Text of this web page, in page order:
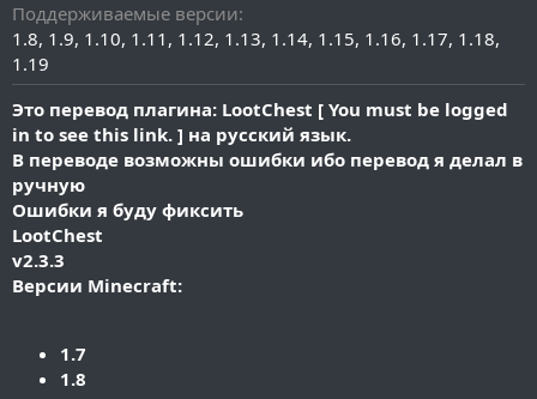
а
н
я
Поддерживаемые версии
1.8 1.9 1.10 1.11 1.12 1.13 1.14 1.15 1.16 1.17 1.18
1.19
Это перевод плагина: LootChest [ You must be logged
in to see this link. ] на русский язык.
В переводе возможны ошибки ибо перевод я делал в
ручную
Ошибки я буду фиксить
LootChest
v2.3.3
Версии Minecraft:
1.7
1.8